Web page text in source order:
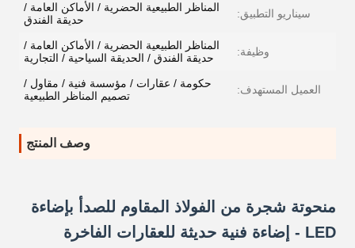
سيناريو التطبيق:
المناظر الطبيعية الحضرية / الأماكن العامة /
حديقة الفندق
وظيفة:
المناظر الطبيعية الحضرية / الأماكن العامة /
حديقة الفندق / الحديقة السياحية / التجارية
العميل المستهدف:
حكومة / عقارات / مؤسسة فنية / مقاول /
تصميم المناظر الطبيعية
وصف المنتج
منحوتة شجرة من الفولاذ المقاوم للصدأ بإضاءة
LED - إضاءة فنية حديثة للعقارات الفاخرة